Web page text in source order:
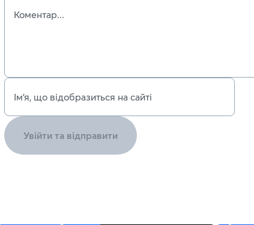
Коментар...
Ім’я, що відобразиться на сайті
Увійти та відправити